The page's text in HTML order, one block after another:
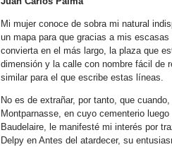
Mi mujer conoce de sobra mi natural
un mapa para que gracias a mis
convierta en el más largo, la plaza que
dimensión y la calle con nombre fácil de
similar para el que escribe estas líneas.
No es de extrañar, por tanto, que
Montparnasse, en cuyo cementerio
Baudelaire, le manifesté mi interés por
Delpy en Antes del atardecer, su